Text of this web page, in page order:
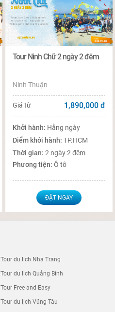
Tour Ninh Chữ 2 ngày 2 đêm
Ninh Thuận
Giá từ 1,890,000 đ
Khởi hành: Hằng ngày
Điểm khởi hành:TP.HCM
Thời gian:2 ngày 2 đêm
Phương tiện:Ô tô
ĐẶT NGAY
Tour du lịch Nha Trang
Tour du lịch Quảng Bình
Tour Free and Easy
Tour du lịch Vũng Tàu